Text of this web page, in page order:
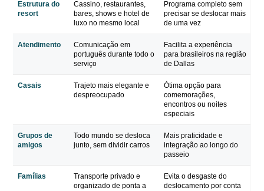
Estrutura do
resort
Cassino, restaurantes,
bares, shows e hotel de
luxo no mesmo local
Programa completo sem
precisar se deslocar mais
de uma vez
Atendimento
Comunicação em
português durante todo o
serviço
Facilita a experiência
para brasileiros na região
de Dallas
Casais
Trajeto mais elegante e
despreocupado
Ótima opção para
comemorações,
encontros ou noites
especiais
Grupos de
amigos
Todo mundo se desloca
junto, sem dividir carros
Mais praticidade e
integração ao longo do
passeio
Famílias
Transporte privado e
organizado de ponta a
Evita o desgaste do
deslocamento por conta